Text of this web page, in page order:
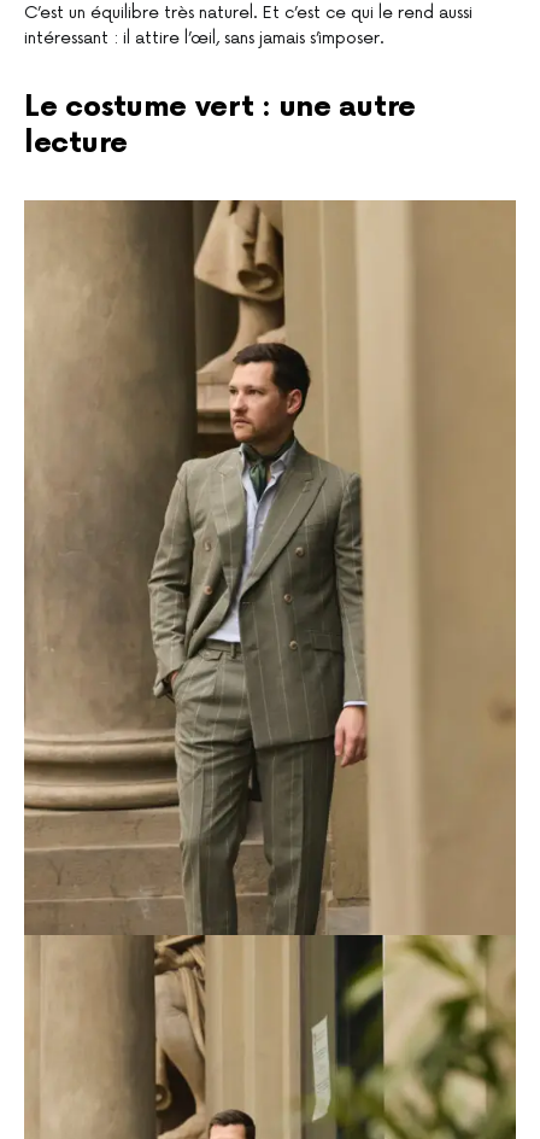
C’est un équilibre très naturel. Et c’est ce qui le rend aussi
intéressant : il attire l’œil, sans jamais s’imposer.
Le costume vert : une autre
lecture